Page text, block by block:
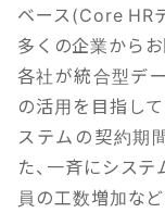
ベース(Core HR
多くの企業から
各社が統合型デ
の活用を目指し
ステムの契約期
た、一斉にシス
員の工数増加な